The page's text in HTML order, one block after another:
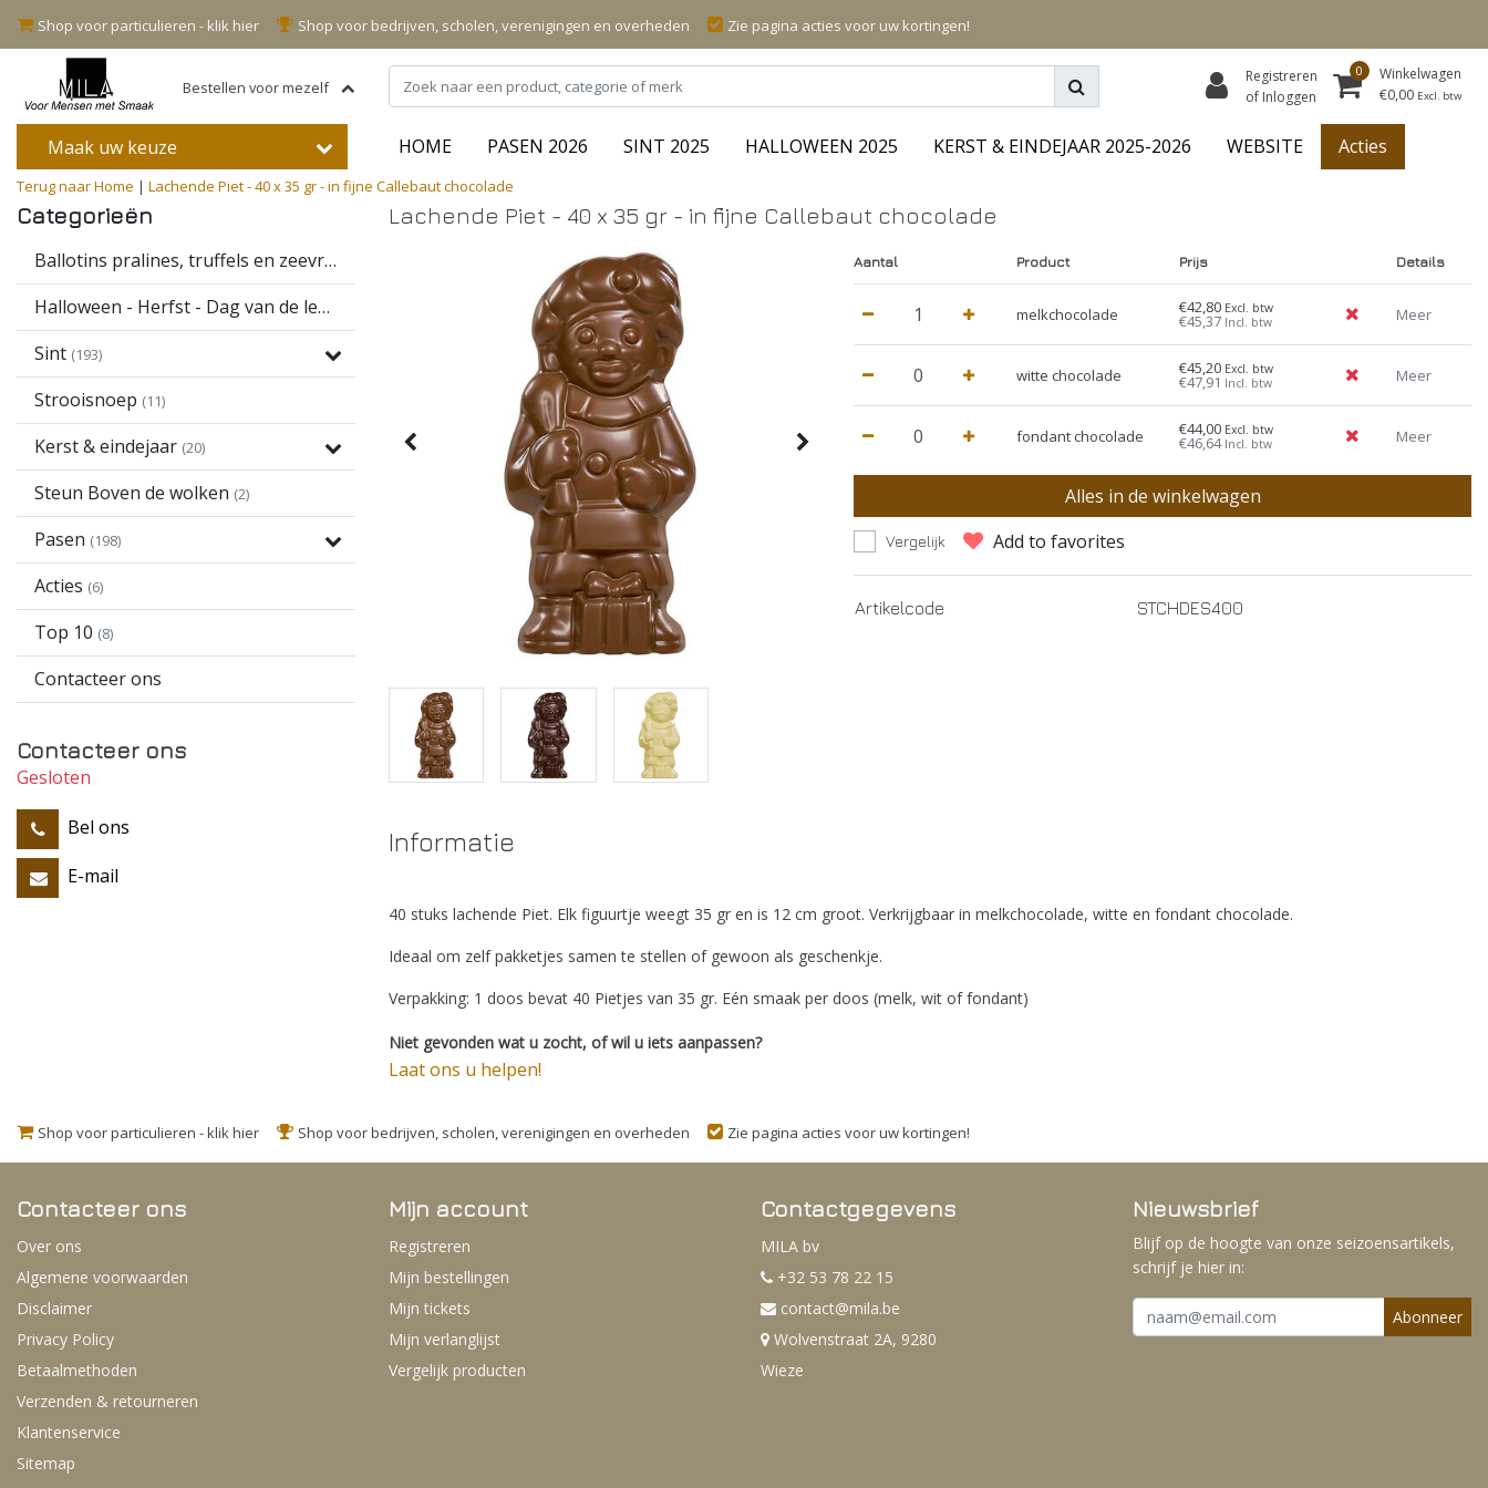
Shop voor particulieren - klik hier Shop voor bedrijven, scholen, verenigingen en overheden Zie pagina acties voor uw kortingen!
Bestellen voor mezelf
Registreren
of Inloggen
0
Winkelwagen
€0,00 Excl. btw
Maak uw keuze HOME PASEN 2026 SINT 2025 HALLOWEEN 2025 KERST & EINDEJAAR 2025-2026 WEBSITE Acties
Terug naar Home | Lachende Piet - 40 x 35 gr - in fijne Callebaut chocolade
Categorieën
Ballotins pralines, truffels en zeevruchten
Halloween - Herfst - Dag van de leerkracht
Sint (193)
Strooisnoep (11)
Kerst & eindejaar (20)
Steun Boven de wolken (2)
Pasen (198)
Acties (6)
Top 10 (8)
Contacteer ons
Contacteer ons
Gesloten
Bel ons
E-mail
Lachende Piet - 40 x 35 gr - in fijne Callebaut chocolade
Aantal Product Prijs Details
melkchocolade €42,80 Excl. btw
€45,37 Incl. btw Meer
witte chocolade €45,20 Excl. btw
€47,91 Incl. btw Meer
fondant chocolade €44,00 Excl. btw
€46,64 Incl. btw Meer
Alles in de winkelwagen
Vergelijk Add to favorites
Artikelcode STCHDES400
Informatie
40 stuks lachende Piet. Elk figuurtje weegt 35 gr en is 12 cm groot. Verkrijgbaar in melkchocolade, witte en fondant chocolade.
Ideaal om zelf pakketjes samen te stellen of gewoon als geschenkje.
Verpakking: 1 doos bevat 40 Pietjes van 35 gr. Eén smaak per doos (melk, wit of fondant)
Niet gevonden wat u zocht, of wil u iets aanpassen?
Laat ons u helpen!
Shop voor particulieren - klik hier Shop voor bedrijven, scholen, verenigingen en overheden Zie pagina acties voor uw kortingen!
Contacteer ons
Over ons
Algemene voorwaarden
Disclaimer
Privacy Policy
Betaalmethoden
Verzenden & retourneren
Klantenservice
Sitemap
Mijn account
Registreren
Mijn bestellingen
Mijn tickets
Mijn verlanglijst
Vergelijk producten
Contactgegevens
MILA bv
+32 53 78 22 15
contact@mila.be
Wolvenstraat 2A, 9280
Wieze
Nieuwsbrief
Blijf op de hoogte van onze seizoensartikels,
schrijf je hier in:
Abonneer